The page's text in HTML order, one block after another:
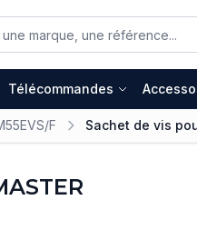
Télécommandes
F Sachet de vis